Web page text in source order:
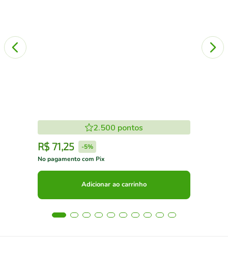
2.500 pontos
R$ 71,25 -5%
No pagamento com Pix
Adicionar ao carrinho